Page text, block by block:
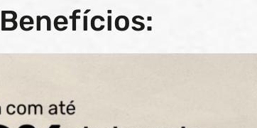
Benefícios: